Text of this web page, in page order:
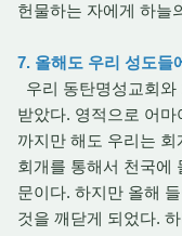
헌물하는 자에게 하늘
7. 올해도 우리 성도들
우리 동탄명성교회
받았다. 영적으로 어
까지만 해도 우리는
회개를 통해서 천국에
문이다. 하지만 올해
것을 깨닫게 되었다.